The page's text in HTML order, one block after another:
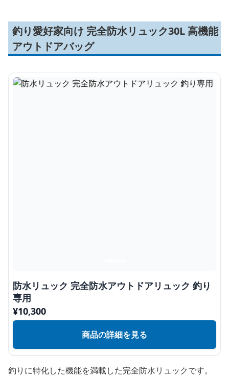
釣り愛好家向け 完全防水リュック30L 高機能
アウトドアバッグ
防水リュック 完全防水アウトドアリュック 釣り
専用
¥10,300
商品の詳細を見る
釣りに特化した機能を満載した完全防水リュックです。